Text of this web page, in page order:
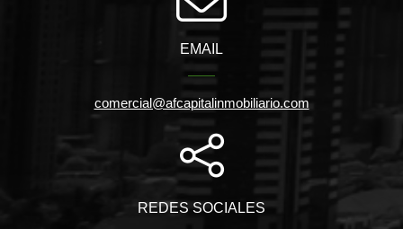
EMAIL
comercial@afcapitalinmobiliario.com
REDES SOCIALES